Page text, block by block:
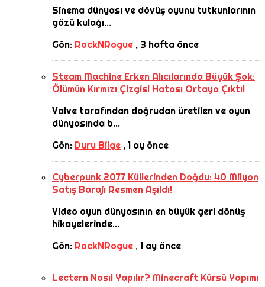
Sinema dünyası ve dövüş oyunu tutkunlarının
gözü kulağı...
Gön: RockNRogue , 3 hafta önce
Steam Machine Erken Alıcılarında Büyük Şok:
Ölümün Kırmızı Çizgisi Hatası Ortaya Çıktı!
Valve tarafından doğrudan üretilen ve oyun
dünyasında b...
Gön: Duru Bilge ,1 ay önce
Cyberpunk 2077 Küllerinden Doğdu: 40 Milyon
Satış Barajı Resmen Aşıldı!
Video oyun dünyasının en büyük geri dönüş
hikayelerinde...
Gön: RockNRogue ,1 ay önce
Lectern Nasıl Yapılır? Minecraft Kürsü Yapımı